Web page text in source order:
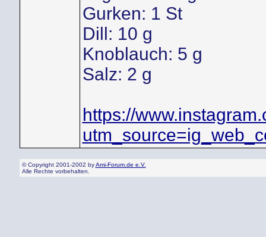
Gurken: 1 St
Dill: 10 g
Knoblauch: 5 g
Salz: 2 g
https://
© Copyright 2001-2002 byAmi-Forum.de e.V.
Alle Rechte vorbehalten.